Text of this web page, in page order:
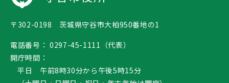
〒302-0198 茨城県守谷市大柏950番地の1
電話番号： 0297-45-1111（代表）
開庁時間：
平日 午前8時30分から午後5時15分